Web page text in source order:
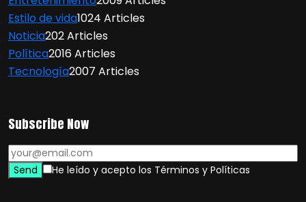
Estilo de vida1024 Articles
Noticia202 Articles
Política2016 Articles
Tecnología2007 Articles
Subscribe Now
He leído y acepto los Términos y Políticas